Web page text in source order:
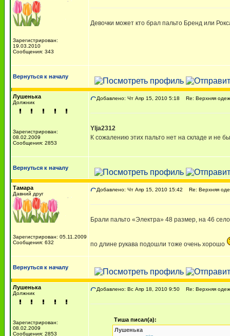
Зарегистрирован:
19.03.2010
Сообщения: 343
Девочки может кто брал пальто Бренд или
Вернуться к началу
Лушенька
Должник
Зарегистрирован:
08.02.2009
Сообщения: 2853
Добавлено: Чт Апр 15, 2010 5:18 Re: Верхняя
Ylja2312
К сожалению этих пальто нет на складе и не
Вернуться к началу
Тамара
Давний друг
Зарегистрирован: 05.11.2009
Сообщения: 632
Добавлено: Чт Апр 15, 2010 15:42 Re: Верхняя
Брали пальто «Электра» 48 размер, на 46
по длине рукава подошли тоже очень хорошо
Вернуться к началу
Лушенька
Должник
Зарегистрирован:
08.02.2009
Сообщения: 2853
Добавлено: Вс Апр 18, 2010 9:50 Re: Верхняя
Тиша писал(а):
Лушенька